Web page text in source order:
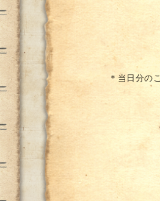
＊当日分の